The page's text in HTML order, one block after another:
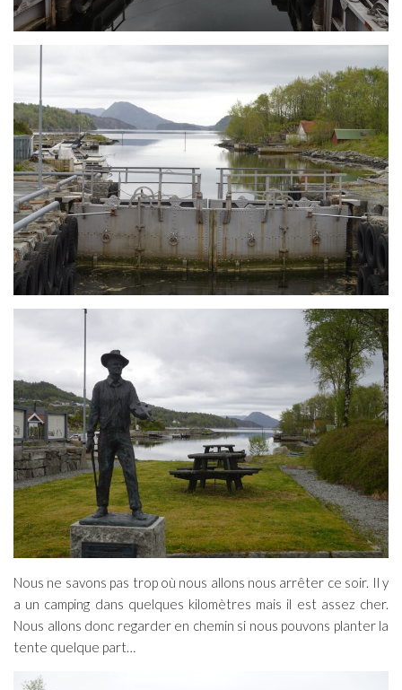
Nous ne savons pas trop où nous allons nous arrêter ce soir. Il y
a un camping dans quelques kilomètres mais il est assez cher.
Nous allons donc regarder en chemin si nous pouvons planter la
tente quelque part…